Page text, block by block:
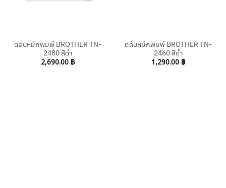
ตลับหมึกพิมพ์ BROTHER TN-
2480 สีดำ
2,690.00 ฿
ตลับหมึกพิมพ์ BROTHER TN-
2460 สีดำ
1,290.00 ฿